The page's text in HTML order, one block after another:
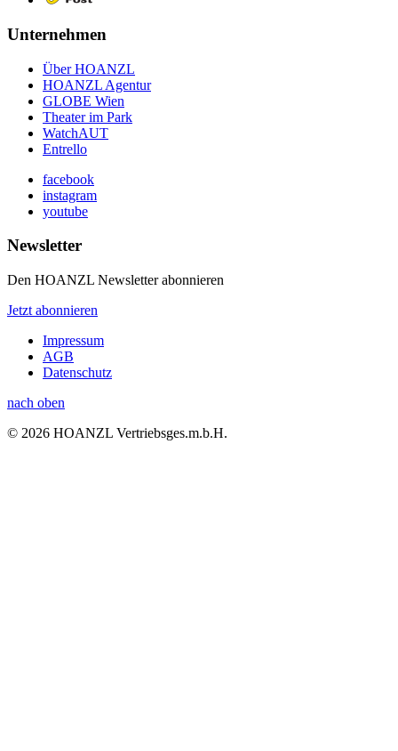
Unternehmen
Über HOANZL
HOANZL Agentur
GLOBE Wien
Theater im Park
WatchAUT
Entrello
facebook
instagram
youtube
Newsletter
Den HOANZL Newsletter abonnieren
Jetzt abonnieren
Impressum
AGB
Datenschutz
nach oben
© 2026 HOANZL Vertriebsges.m.b.H.